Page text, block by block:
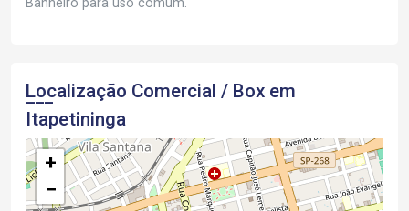
Localização Comercial / Box em
Itapetininga
+
−